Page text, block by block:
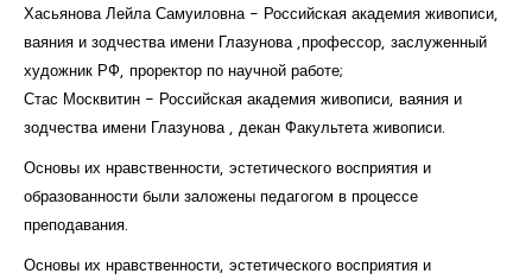
Хасьянова Лейла Самуиловна - Российская академия живописи,
ваяния и зодчества имени Глазунова ,профессор, заслуженный
художник РФ, проректор по научной работе;
Стас Москвитин - Российская академия живописи, ваяния и
зодчества имени Глазунова , декан Факультета живописи.
Основы их нравственности, эстетического восприятия и
образованности были заложены педагогом в процессе
преподавания.
Основы их нравственности, эстетического восприятия и